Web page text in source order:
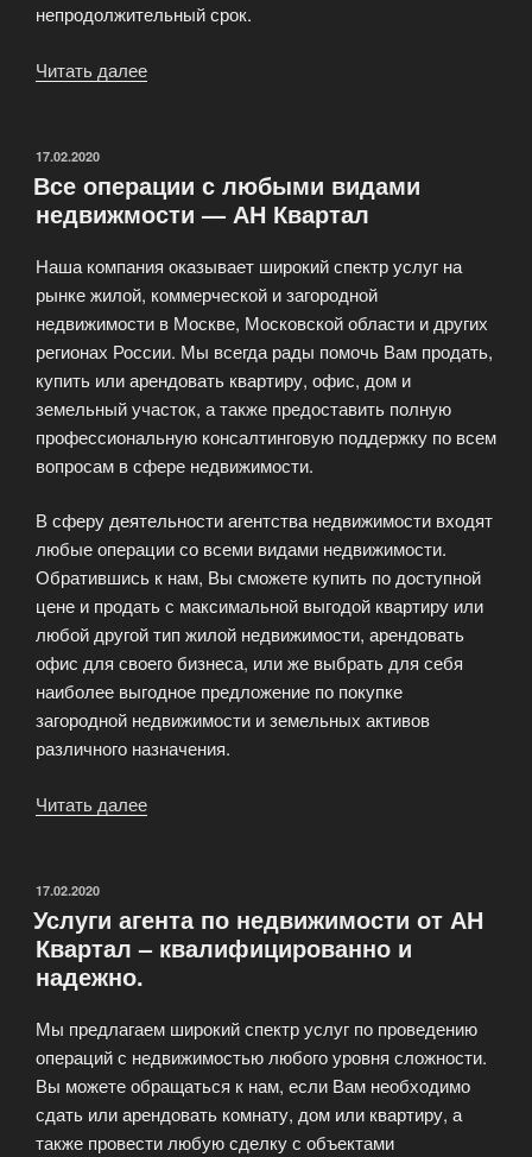
непродолжительный срок.
Читать далее
и
Подмосковье»
ОПУБЛИКОВАНО
17.02.2020
Все операции с любыми видами
недвижмости — АН Квартал
Наша компания оказывает широкий спектр услуг на
рынке жилой, коммерческой и загородной
недвижимости в Москве, Московской области и других
регионах России. Мы всегда рады помочь Вам продать,
купить или арендовать квартиру, офис, дом и
земельный участок, а также предоставить полную
профессиональную консалтинговую поддержку по всем
вопросам в сфере недвижимости.
В сферу деятельности агентства недвижимости входят
любые операции со всеми видами недвижимости.
Обратившись к нам, Вы сможете купить по доступной
цене и продать с максимальной выгодой квартиру или
любой другой тип жилой недвижимости, арендовать
офис для своего бизнеса, или же выбрать для себя
наиболее выгодное предложение по покупке
загородной недвижимости и земельных активов
различного назначения.
Читать далее
видами
недвижмости
Квартал»
ОПУБЛИКОВАНО
17.02.2020
Услуги агента по недвижимости от АН
Квартал – квалифицированно и
надежно.
Мы предлагаем широкий спектр услуг по проведению
операций с недвижимостью любого уровня сложности.
Вы можете обращаться к нам, если Вам необходимо
сдать или арендовать комнату, дом или квартиру, а
также провести любую сделку с объектами